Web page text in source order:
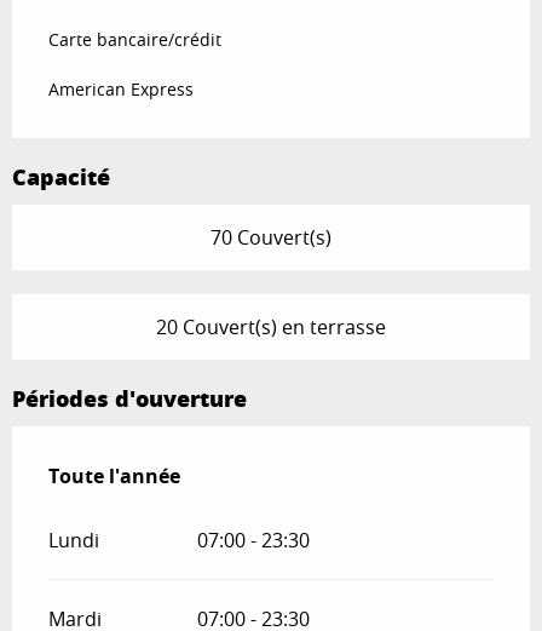
Carte bancaire/crédit
American Express
Capacité
70 Couvert(s)
20 Couvert(s) en terrasse
Périodes d'ouverture
Toute l'année
Toute l'année
Lundi 07:00 - 23:30
Mardi 07:00 - 23:30